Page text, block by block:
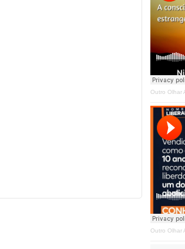
Outro Olhar
Outro Olhar